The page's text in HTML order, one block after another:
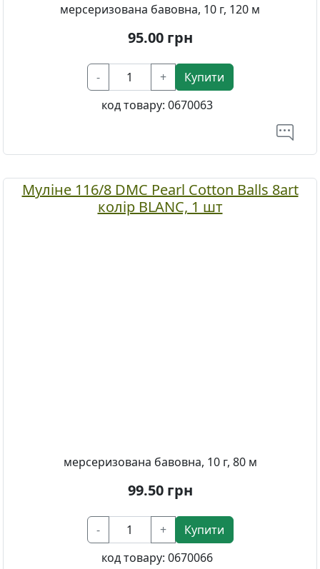
мерсеризована бавовна, 10 г, 120 м
95.00грн
- +
Купити
код товару: 0670063
Муліне 116/8 DMC Pearl Cotton Balls 8art
колір BLANC, 1 шт
мерсеризована бавовна, 10 г, 80 м
99.50грн
- +
Купити
код товару: 0670066